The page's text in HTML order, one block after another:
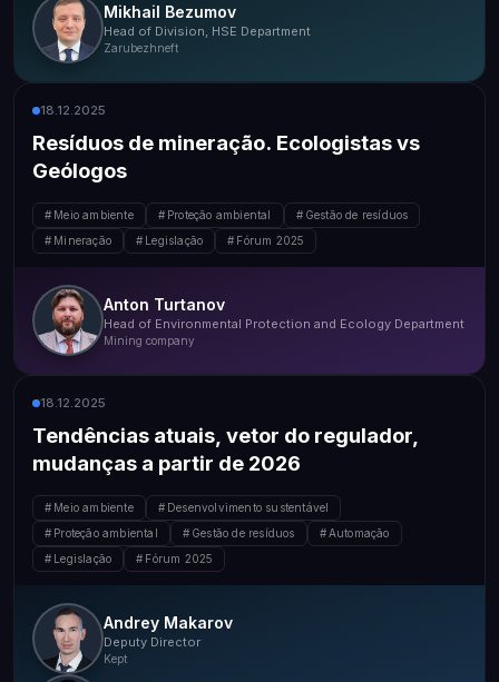
Mikhail Bezumov
Head of Division, HSE Department
Zarubezhneft
18.12.2025
Resíduos de mineração. Ecologistas vs
Geólogos
Meio ambiente Proteção ambiental
Gestão de resíduos
Mineração
Legislação Fórum 2025
Anton Turtanov
Head of Environmental Protection and Ecology Department
Mining company
18.12.2025
Tendências atuais, vetor do regulador,
mudanças a partir de 2026
Meio ambiente
Desenvolvimento sustentável
Proteção ambiental
Gestão de resíduos
Automação
Legislação
Fórum 2025
Andrey Makarov
Deputy Director
Kept